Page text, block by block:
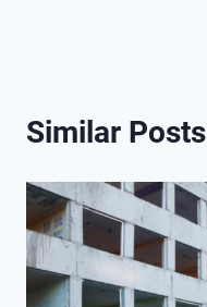
Similar Posts